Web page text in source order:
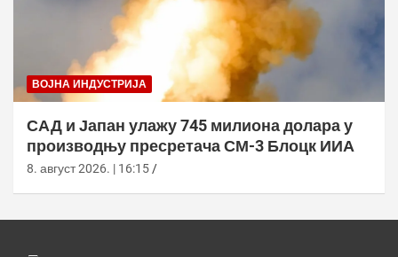
ВОЈНА ИНДУСТРИЈА
САД и Јапан улажу 745 милиона долара у
производњу пресретача СМ-3 Блоцк ИИА
8. август 2026. | 16:15